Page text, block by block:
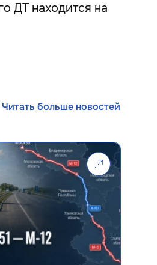
ДТ находится на
Читать больше новостей